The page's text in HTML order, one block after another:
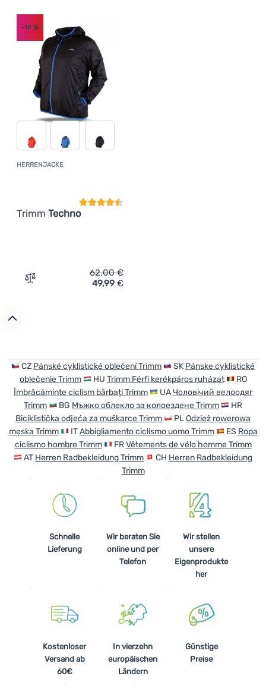
Anmelden /
Registrieren
HERRENJACKE
Trimm Techno
-19 %
Zum Vergleich 'Herrenjacke Trimm Techno' hinzufügen
62,00€
49,99 €
CZ Pánské cyklistické oblečení Trimm SK Pánske cyklistické
oblečenie Trimm
HU Trimm Férfi kerékpáros ruházat
RO
Îmbrăcăminte ciclism bărbați Trimm
UAЧоловічий велоодяг
Trimm
BG Мъжко облекло за колоездене Trimm
HR
Biciklistička odjeća za muškarce Trimm
PLOdzież rowerowa
męska Trimm
ITAbbigliamento ciclismo uomo Trimm ES Ropa
ciclismo hombre Trimm
FRVêtements de vélo homme Trimm
AT Herren Radbekleidung Trimm CH Herren Radbekleidung
Trimm
Schnelle
Lieferung
Wir beraten Sie
online und per
Telefon
Wir stellen
unsere
Eigenprodukte
her
Kostenloser
Versand ab
60€
In vierzehn
europäischen
Ländern
Günstige
Preise